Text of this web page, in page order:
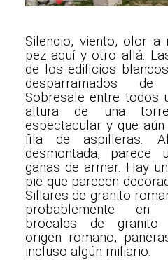
Silencio, viento, olor a
pez aquí y otro allá.
de los edificios
desparramados
Sobresale entre todos
altura de una
espectacular y que
fila de aspilleras.
desmontada, parece
ganas de armar. Hay
pie que parecen
Sillares de granito
probablemente en
brocales de granito
origen romano,
incluso algún miliario.